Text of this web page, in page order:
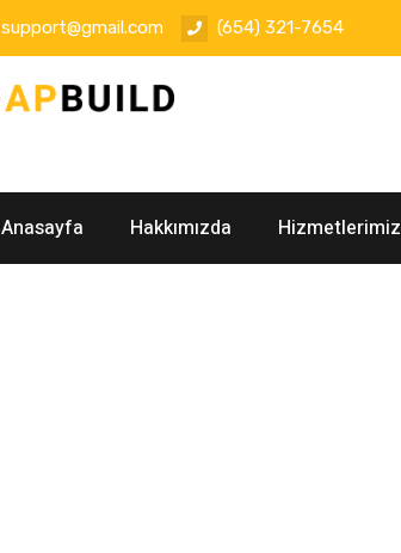
support@gmail.com (654) 321-7654
Anasayfa Hakkımızda Hizmetlerimiz